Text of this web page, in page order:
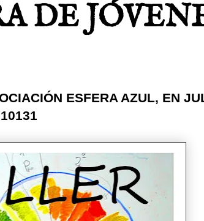
DE
ESFERA AZUL, EN